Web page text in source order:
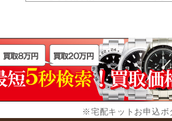
※宅配キットお申込ボ